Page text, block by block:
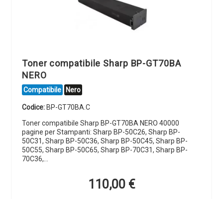
Toner compatibile Sharp BP-GT70BA
NERO
Compatibile Nero
Codice: BP-GT70BA.C
Toner compatibile Sharp BP-GT70BA NERO 40000
pagine per Stampanti: Sharp BP-50C26, Sharp BP-
50C31, Sharp BP-50C36, Sharp BP-50C45, Sharp BP-
50C55, Sharp BP-50C65, Sharp BP-70C31, Sharp BP-
70C36,…
110,00 €